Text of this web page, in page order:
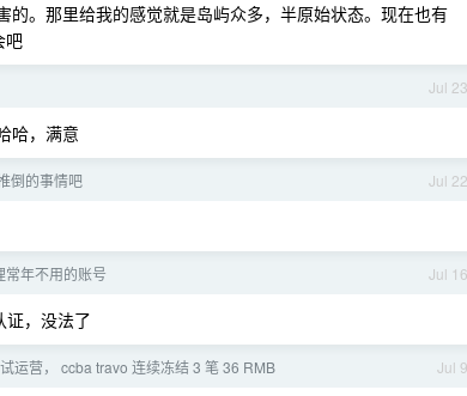
。那里给我的感觉就是岛屿众多，半原始状态。现在也有
吧
Jul 23
哈，满意
Jul 22
倒的事情吧
Jul 16
年不用的账号
证，没法了
Jul 9
运营， ccba travo 连续冻结 3 笔 36 RMB